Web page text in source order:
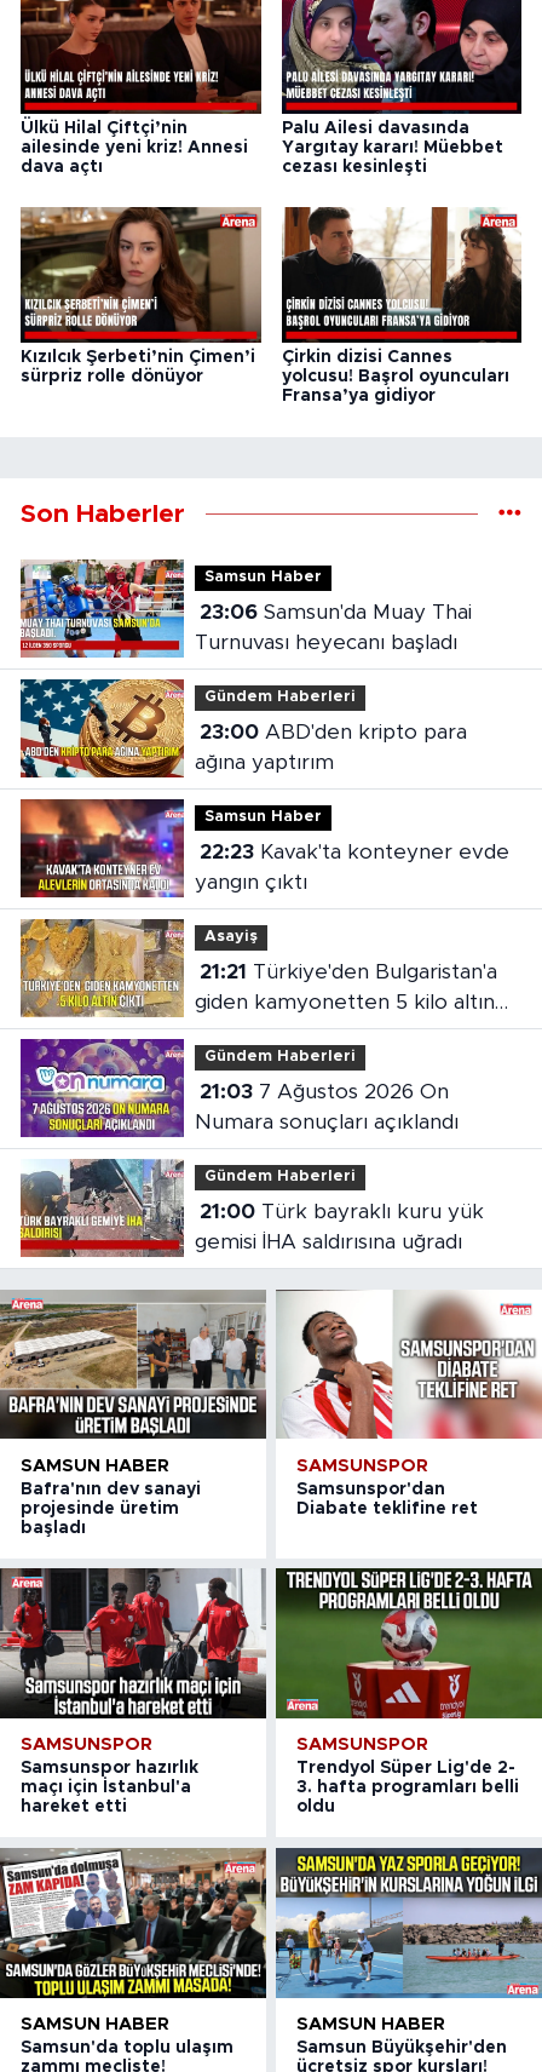
Ülkü Hilal Çiftçi’nin
ailesinde yeni kriz! Annesi
dava açtı
Palu Ailesi davasında
Yargıtay kararı! Müebbet
cezası kesinleşti
Kızılcık Şerbeti’nin Çimen’i
sürpriz rolle dönüyor
Çirkin dizisi Cannes
yolcusu! Başrol oyuncuları
Fransa’ya gidiyor
Son Haberler
Samsun Haber
23:06Samsun'da Muay Thai
Turnuvası heyecanı başladı
Gündem Haberleri
23:00ABD'den kripto para
ağına yaptırım
Samsun Haber
22:23Kavak'ta konteyner evde
yangın çıktı
Asayiş
21:21
giden kamyonetten 5 kilo altın
çıktı
Gündem Haberleri
21:037 Ağustos 2026 On
Numara sonuçları açıklandı
Gündem Haberleri
21:00Türk bayraklı kuru yük
gemisi İHA saldırısına uğradı
SAMSUN HABER
Bafra'nın dev sanayi
projesinde üretim
başladı
SAMSUNSPOR
Samsunspor'dan
Diabate teklifine ret
SAMSUNSPOR
Samsunspor hazırlık
maçı için İstanbul'a
hareket etti
SAMSUNSPOR
Trendyol Süper Lig'de 2-
3. hafta programları belli
oldu
SAMSUN HABER
Samsun'da toplu ulaşım
zammı mecliste!
SAMSUN HABER
Samsun Büyükşehir'den
ücretsiz spor kursları!